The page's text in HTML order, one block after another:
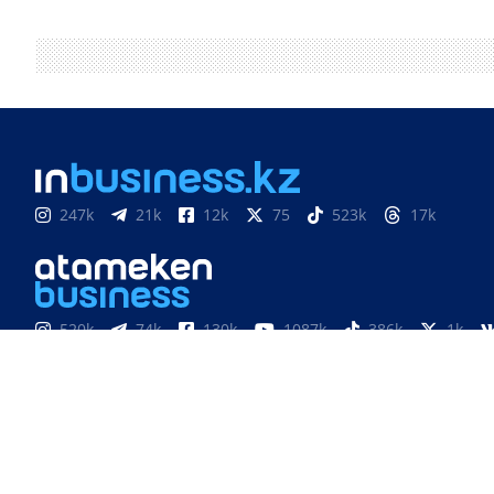
247k 21k 12k 75 523k 17k
520k 74k 130k 1087k 386k 1k